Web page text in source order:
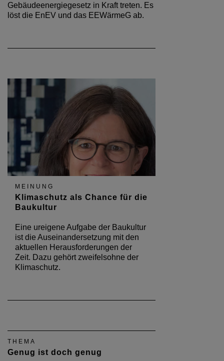
Gebäudeenergiegesetz in Kraft treten. Es
löst die EnEV und das EEWärmeG ab.
MEINUNG
Klimaschutz als Chance für die
Baukultur
Eine ureigene Aufgabe der Baukultur
ist die Auseinandersetzung mit den
aktuellen Herausforderungen der
Zeit. Dazu gehört zweifelsohne der
Klimaschutz.
THEMA
Genug ist doch genug